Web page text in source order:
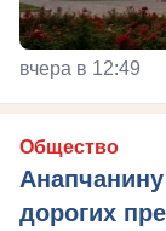
вчера в 12:49
Общество
дорогих